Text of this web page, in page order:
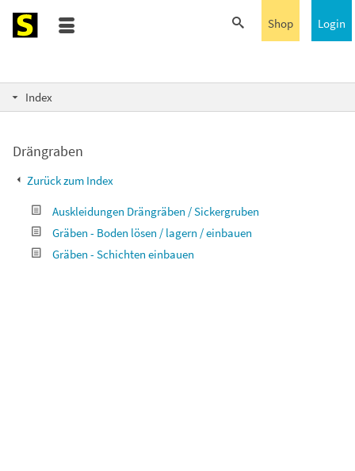
Login
Shop
Index
Drängraben
Zurück zum Index
Auskleidungen Drängräben / Sickergruben
Gräben - Boden lösen / lagern / einbauen
Gräben - Schichten einbauen